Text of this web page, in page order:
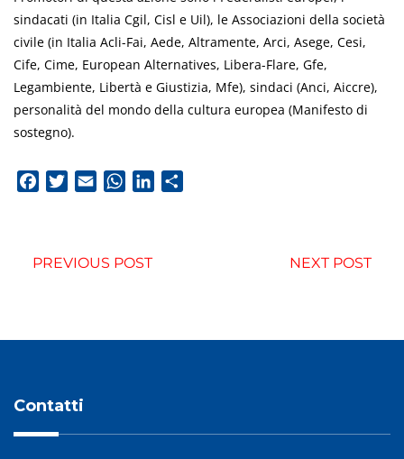
sindacati (in Italia Cgil, Cisl e Uil), le Associazioni della società
civile (in Italia Acli-Fai, Aede, Altramente, Arci, Asege, Cesi,
Cife, Cime, European Alternatives, Libera-Flare, Gfe,
Legambiente, Libertà e Giustizia, Mfe), sindaci (Anci, Aiccre),
personalità del mondo della cultura europea (Manifesto di
sostegno).
FacebookTwitterEmail WhatsApp
LinkedIn
PREVIOUS POST NEXT POST
Contatti